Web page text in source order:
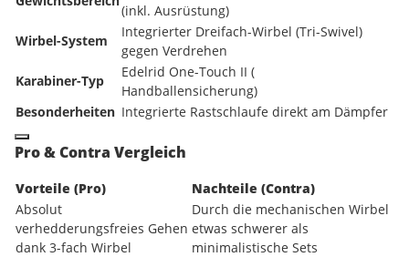
(inkl. Ausrüstung)
Wirbel-System
Integrierter Dreifach-Wirbel (Tri-Swivel)
gegen Verdrehen
Karabiner-Typ
Edelrid One-Touch II (
Handballensicherung)
Besonderheiten Integrierte Rastschlaufe direkt am Dämpfer
Pro & Contra Vergleich
Vorteile (Pro)
Nachteile (Contra)
Absolut
verhedderungsfreies Gehen
dank 3-fach Wirbel
Durch die mechanischen Wirbel
etwas schwerer als
minimalistische Sets